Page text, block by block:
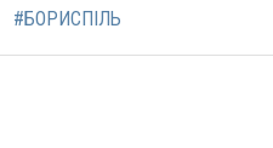
#БОРИСПІЛЬ